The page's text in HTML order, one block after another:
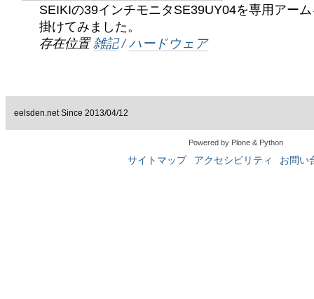
SEIKIの39インチモニタSE39UY04を専用アー
掛けてみました。
存在位置 雑記 /ハードウェア
eelsden.net Since 2013/04/12
Powered by Plone & Python
サイトマップ アクセシビリティ お問い